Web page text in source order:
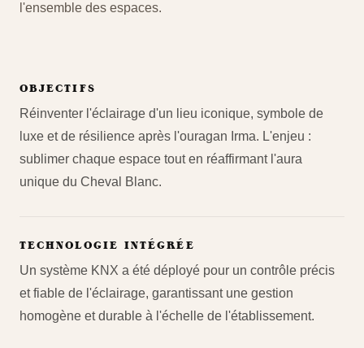
l'ensemble des espaces.
OBJECTIFS
Réinventer l'éclairage d'un lieu iconique, symbole de
luxe et de résilience après l'ouragan Irma. L'enjeu :
sublimer chaque espace tout en réaffirmant l'aura
unique du Cheval Blanc.
TECHNOLOGIE INTÉGRÉE
Un système KNX a été déployé pour un contrôle précis
et fiable de l'éclairage, garantissant une gestion
homogène et durable à l'échelle de l'établissement.